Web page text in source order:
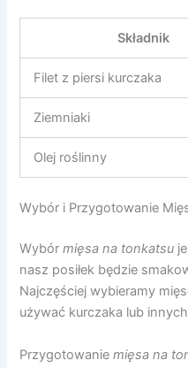
Składnik
Filet z piersi kurczaka
Ziemniaki
Olej roślinny
Wybór i Przygotowanie
Wybórmięsa na tonkatsu
nasz posiłek będzie
Najczęściej wybieramy
używać kurczaka lub
Przygotowaniemięsa na